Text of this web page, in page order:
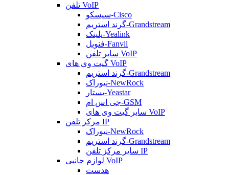
تلفن VoIP
سیسکو-Cisco
گرند استریم-Grandstream
یلینک-Yealink
فنویل-Fanvil
سایر تلفن VoIP
گیت وی های VoIP
گرند استریم-Grandstream
نیوراک-NewRock
یستار-Yeastar
جی اس ام-GSM
سایر گیت وی های VoIP
مرکز تلفن IP
نیوراک-NewRock
گرند استریم-Grandstream
سایر مرکز تلفن IP
لوازم جانبی VoIP
هدست